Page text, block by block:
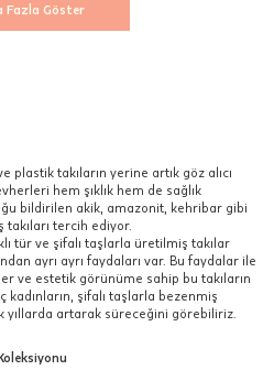
Fazla Göster
plastik takıların yerine artık göz alıcı
hem şıklık hem de sağlık
bildirilen akik, amazonit, kehribar gibi
tercih ediyor.
tür ve şifalı taşlarla üretilmiş takılar
ayrı ayrı faydaları var. Bu faydalar ile
ve estetik görünüme sahip bu takıların
şifalı taşlarla bezenmiş
artarak süreceğini görebiliriz.